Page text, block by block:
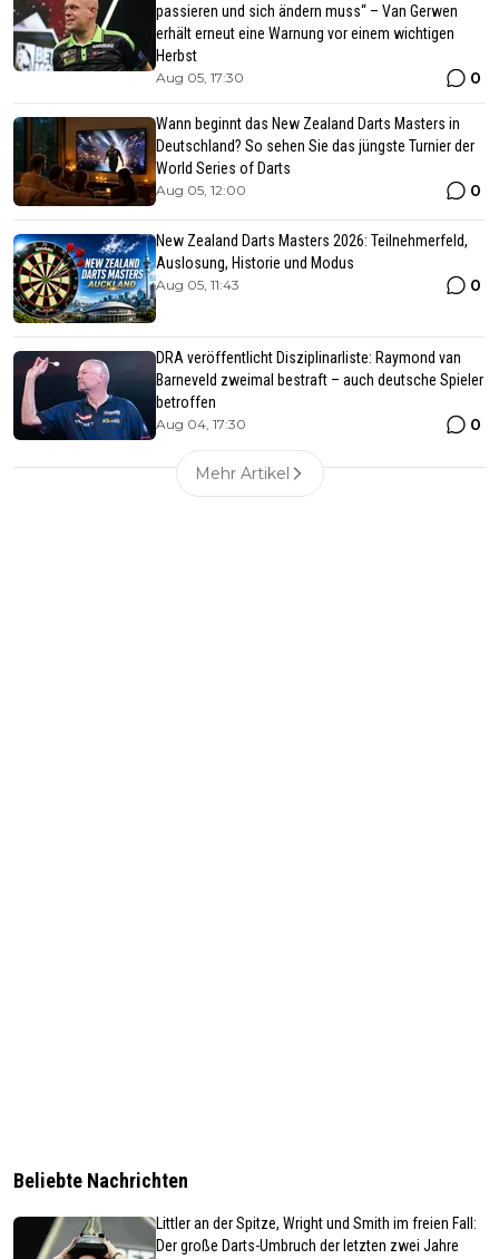
passieren und sich ändern muss“ – Van Gerwen
erhält erneut eine Warnung vor einem wichtigen
Herbst
Aug 05, 17:30 0
Wann beginnt das New Zealand Darts Masters in
Deutschland? So sehen Sie das jüngste Turnier der
World Series of Darts
Aug 05, 12:00 0
New Zealand Darts Masters 2026: Teilnehmerfeld,
Auslosung, Historie und Modus
Aug 05, 11:43 0
DRA veröffentlicht Disziplinarliste: Raymond van
Barneveld zweimal bestraft – auch deutsche Spieler
betroffen
Aug 04, 17:30 0
Mehr Artikel
Beliebte Nachrichten
Littler an der Spitze, Wright und Smith im freien Fall:
Der große Darts-Umbruch der letzten zwei Jahre